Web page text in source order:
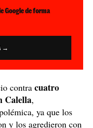
Google de forma
→
contra cuatro
Calella,
ya que los
y los agredieron con